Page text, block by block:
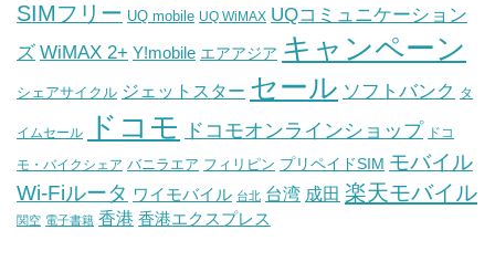
SIMフリー UQ mobile UQ WiMAX UQコミュニケーション
ズ WiMAX 2+ Y!mobile エアアジア キャンペーン
シェアサイクル ジェットスター セール ソフトバンク タ
イムセール ドコモ ドコモオンラインショップ ドコ
モ・バイクシェア バニラエア フィリピン プリペイドSIM モバイル
Wi-Fiルータ ワイモバイル 台北 台湾 成田 楽天モバイル
関空 電子書籍 香港 香港エクスプレス